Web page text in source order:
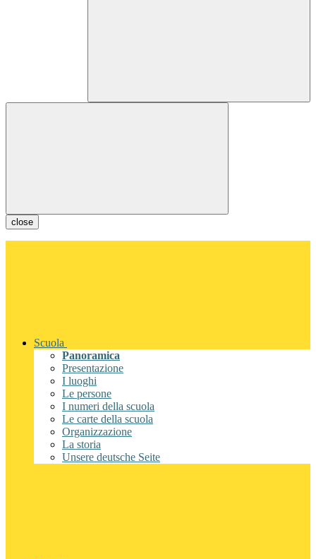
close
Scuola
Panoramica
Presentazione
I luoghi
Le persone
I numeri della scuola
Le carte della scuola
Organizzazione
La storia
Unsere deutsche Seite